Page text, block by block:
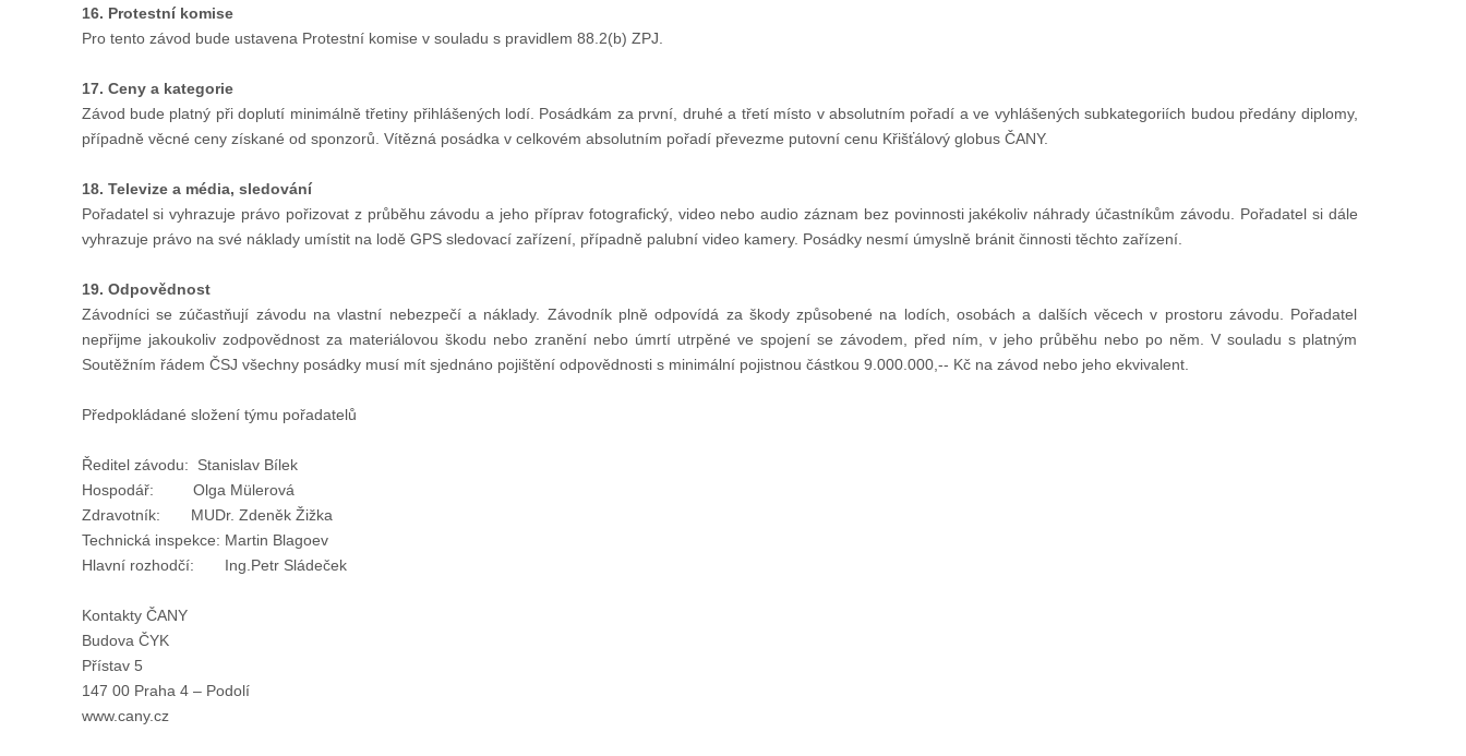
16. Protestní komise
Pro tento závod bude ustavena Protestní komise v souladu s pravidlem 88.2(b) ZPJ.
17. Ceny a kategorie
Závod bude platný při doplutí minimálně třetiny přihlášených lodí. Posádkám za první, druhé a třetí místo v absolutním pořadí a ve vyhlášených subkategoriích budou předány diplomy,
případně věcné ceny získané od sponzorů. Vítězná posádka v celkovém absolutním pořadí převezme putovní cenu Křišťálový globus ČANY.
18. Televize a média, sledování
Pořadatel si vyhrazuje právo pořizovat z průběhu závodu a jeho příprav fotografický, video nebo audio záznam bez povinnosti jakékoliv náhrady účastníkům závodu. Pořadatel si dále
vyhrazuje právo na své náklady umístit na lodě GPS sledovací zařízení, případně palubní video kamery. Posádky nesmí úmyslně bránit činnosti těchto zařízení.
19. Odpovědnost
Závodníci se zúčastňují závodu na vlastní nebezpečí a náklady. Závodník plně odpovídá za škody způsobené na lodích, osobách a dalších věcech v prostoru závodu. Pořadatel
nepřijme jakoukoliv zodpovědnost za materiálovou škodu nebo zranění nebo úmrtí utrpěné ve spojení se závodem, před ním, v jeho průběhu nebo po něm. V souladu s platným
Soutěžním řádem ČSJ všechny posádky musí mít sjednáno pojištění odpovědnosti s minimální pojistnou částkou 9.000.000,-- Kč na závod nebo jeho ekvivalent.
Předpokládané složení týmu pořadatelů
Ředitel závodu: Stanislav Bílek
Hospodář: Olga Mülerová
Zdravotník: MUDr. Zdeněk Žižka
Technická inspekce: Martin Blagoev
Hlavní rozhodčí: Ing.Petr Sládeček
Kontakty ČANY
Budova ČYK
Přístav 5
147 00 Praha 4 – Podolí
www.cany.cz